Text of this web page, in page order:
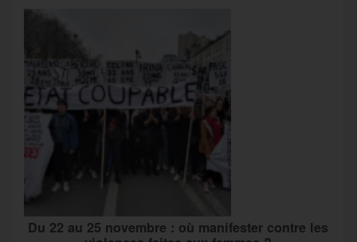
Du 22 au 25 novembre : où manifester contre les